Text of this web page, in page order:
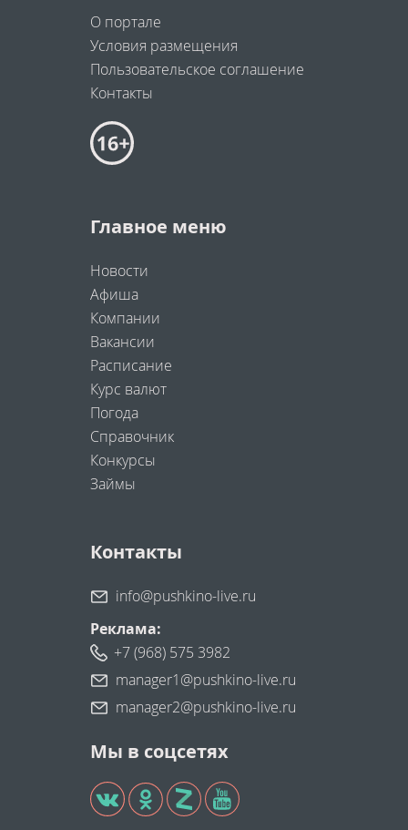
О портале
Условия размещения
Пользовательское соглашение
Контакты
Главное меню
Новости
Афиша
Компании
Вакансии
Расписание
Курс валют
Погода
Справочник
Конкурсы
Займы
Контакты
info@pushkino-live.ru
Реклама:
+7 (968) 575 3982
manager1@pushkino-live.ru
manager2@pushkino-live.ru
Мы в соцсетях